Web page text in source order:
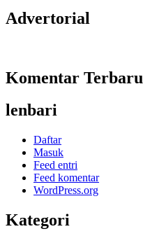
Advertorial
Komentar Terbaru
lenbari
Daftar
Masuk
Feed entri
Feed komentar
WordPress.org
Kategori